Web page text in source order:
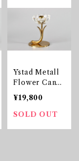
Ystad Metall
Flower Candl
e Holder 一輪
¥19,800
SOLD OUT